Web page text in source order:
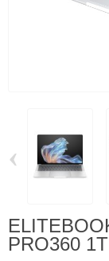
‹
PRO360